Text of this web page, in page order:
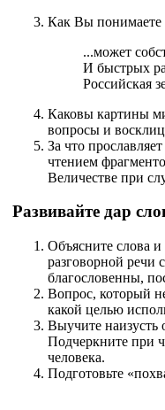
Как Вы понимаете
...может
И быстрых
Российская
Каковы картины
вопросы и
За что
чтением
Величестве при
Развивайте дар
Объясните слова
разговорной речи
благословенны,
Вопрос, который
какой целью
Выучите
Подчеркните при
человека.
Подготовьте